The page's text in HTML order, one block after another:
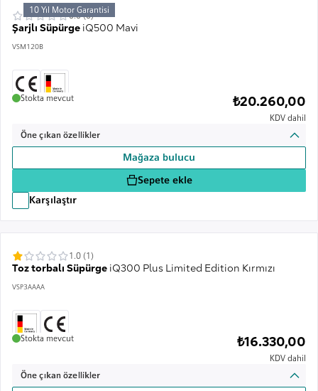
Şarjlı Süpürge iQ500 Mavi
VSM120B
0.0 (0)
10 Yıl Motor Garantisi
Stokta mevcut ₺20.260,00
KDV dahil
Öne çıkan özellikler
Mağaza bulucu
Sepete ekle
Karşılaştır
Toz torbalı Süpürge iQ300 Plus Limited Edition Kırmızı
VSP3AAAA
1.0 (1)
Stokta mevcut ₺16.330,00
KDV dahil
Öne çıkan özellikler